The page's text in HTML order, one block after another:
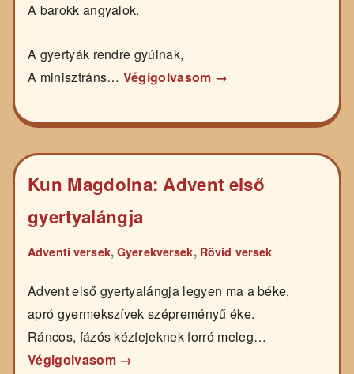
A barokk angyalok.
A gyertyák rendre gyúlnak,
A minisztráns… Végigolvasom →
Kun Magdolna: Advent első
gyertyalángja
Adventi versek,Gyerekversek, Rövid versek
Advent első gyertyalángja legyen ma a béke,
apró gyermekszívek szépreményű éke.
Ráncos, fázós kézfejeknek forró meleg…
Végigolvasom →